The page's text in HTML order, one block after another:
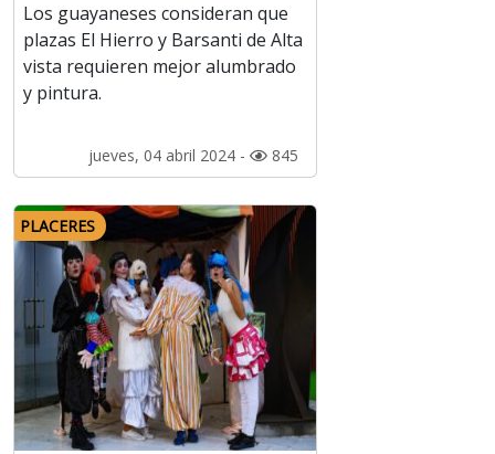
Los guayaneses consideran que
plazas El Hierro y Barsanti de Alta
vista requieren mejor alumbrado
y pintura.
jueves, 04 abril 2024 - 845
PLACERES